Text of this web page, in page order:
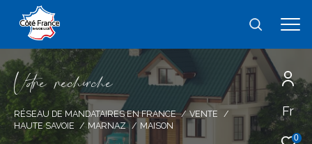
Fr
0
Vore recece
RÉSEAU DE MANDATAIRES EN FRANCE
VENTE
HAUTE SAVOIE
MARNAZ MAISON
Effectuer une recherche
et trouver le bien qui correspond à vos